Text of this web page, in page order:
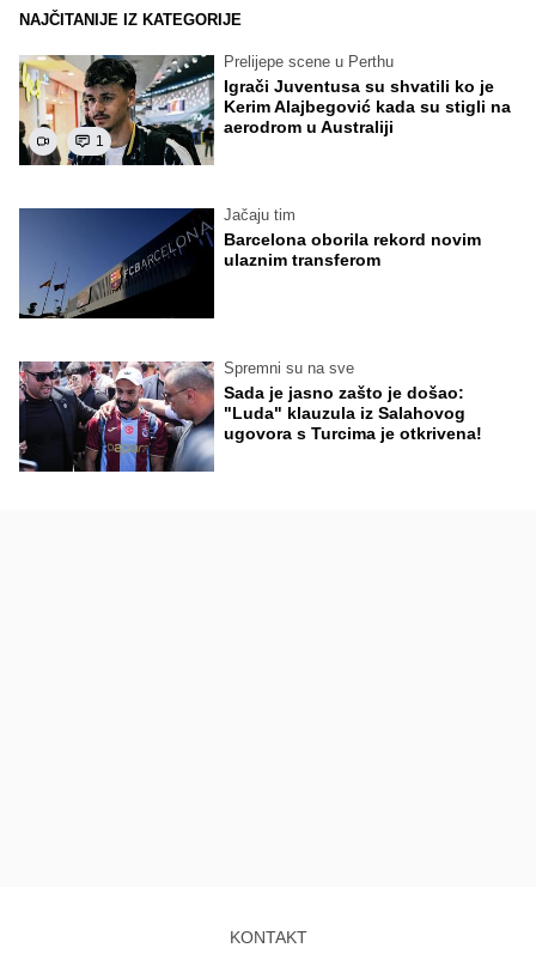
NAJČITANIJE IZ KATEGORIJE
1
Prelijepe scene u Perthu
Igrači Juventusa su shvatili ko je
Kerim Alajbegović kada su stigli na
aerodrom u Australiji
Jačaju tim
Barcelona oborila rekord novim
ulaznim transferom
Spremni su na sve
Sada je jasno zašto je došao:
"Luda" klauzula iz Salahovog
ugovora s Turcima je otkrivena!
KONTAKT